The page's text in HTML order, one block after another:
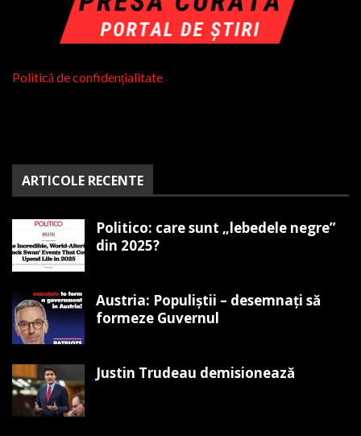
Politică de confidențialitate
ARTICOLE RECENTE
Politico: care sunt „lebedele negre”
din 2025?
Austria: Populiștii – desemnați să
formeze Guvernul
Justin Trudeau demisionează